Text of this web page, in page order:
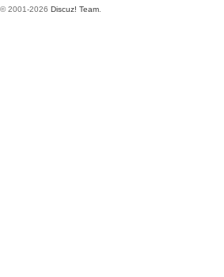
© 2001-2026 Discuz! Team